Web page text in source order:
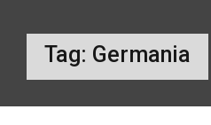
Tag: Germania